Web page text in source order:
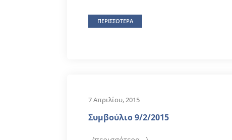
ΠΕΡΙΣΣΟΤΕΡΑ
7 Απριλίου, 2015
Συμβούλιο 9/2/2015